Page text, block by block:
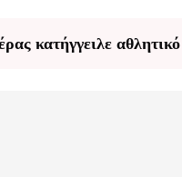
κατήγγειλε